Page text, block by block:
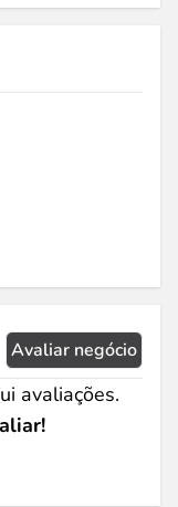
Avaliar negócio
avaliações.